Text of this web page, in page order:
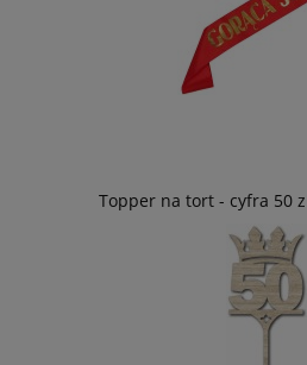
Topper na tort - cyfra 50